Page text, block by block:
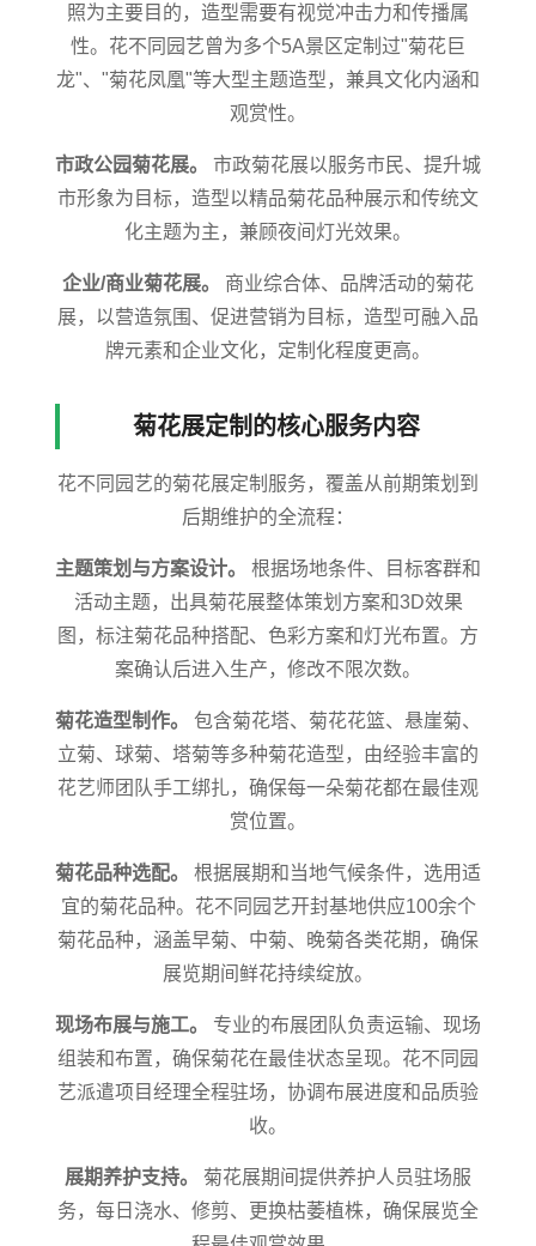
照为主要目的，造型需要有视觉冲击力和传播属
性。花不同园艺曾为多个5A景区定制过"菊花巨
龙"、"菊花凤凰"等大型主题造型，兼具文化内涵和
观赏性。
市政公园菊花展。
市政菊花展以服务市民、提升城
市形象为目标，造型以精品菊花品种展示和传统文
化主题为主，兼顾夜间灯光效果。
企业/商业菊花展。
商业综合体、品牌活动的菊花
展，以营造氛围、促进营销为目标，造型可融入品
牌元素和企业文化，定制化程度更高。
菊花展定制的核心服务内容
花不同园艺的菊花展定制服务，覆盖从前期策划到
后期维护的全流程：
主题策划与方案设计。
根据场地条件、目标客群和
活动主题，出具菊花展整体策划方案和3D效果
图，标注菊花品种搭配、色彩方案和灯光布置。方
案确认后进入生产，修改不限次数。
菊花造型制作。
包含菊花塔、菊花花篮、悬崖菊、
立菊、球菊、塔菊等多种菊花造型，由经验丰富的
花艺师团队手工绑扎，确保每一朵菊花都在最佳观
赏位置。
菊花品种选配。
根据展期和当地气候条件，选用适
宜的菊花品种。花不同园艺开封基地供应100余个
菊花品种，涵盖早菊、中菊、晚菊各类花期，确保
展览期间鲜花持续绽放。
现场布展与施工。
专业的布展团队负责运输、现场
组装和布置，确保菊花在最佳状态呈现。花不同园
艺派遣项目经理全程驻场，协调布展进度和品质验
收。
展期养护支持。
菊花展期间提供养护人员驻场服
务，每日浇水、修剪、更换枯萎植株，确保展览全